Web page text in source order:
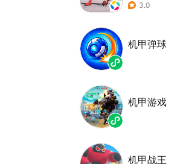
3.0
机甲弹球
机甲游戏
机甲战王